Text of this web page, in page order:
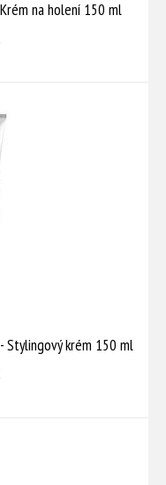
na holení 150 ml
Stylingový krém 150 ml